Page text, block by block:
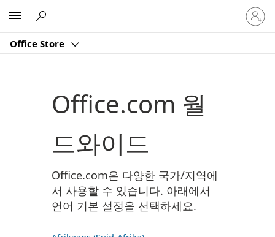
Office Store
귀
하
계
Office.com 월
드와이드
Office.com은 다양한 국가/지역에
서 사용할 수 있습니다. 아래에서
언어 기본 설정을 선택하세요.